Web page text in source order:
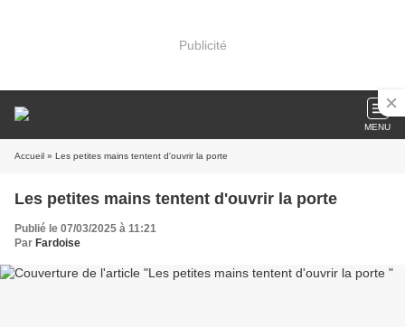
Publicité
MENU
Accueil » Les petites mains tentent d'ouvrir la porte
Les petites mains tentent d'ouvrir la porte
Publié le 07/03/2025 à 11:21
Par Fardoise